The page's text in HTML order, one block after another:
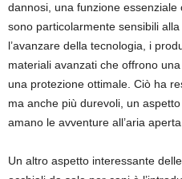
dannosi, una funzione
sono particolarmente sensibili
l’avanzare della tecnologia, i
materiali avanzati che offrono
una protezione ottimale. Ciò ha
ma anche più durevoli, un
amano le avventure all’aria aperta.
Un altro aspetto interessante